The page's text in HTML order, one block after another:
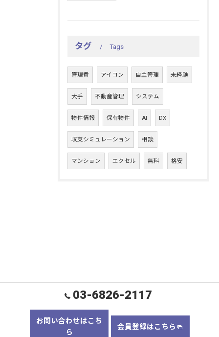
タグ Tags
管理費 アイコン 自主管理 未経験
大手 不動産管理 システム
物件情報 保有物件 AI DX
収支シミュレーション 相談
マンション エクセル 無料 格安
03-6826-2117
お問い合わせはこち
ら
会員登録はこちら